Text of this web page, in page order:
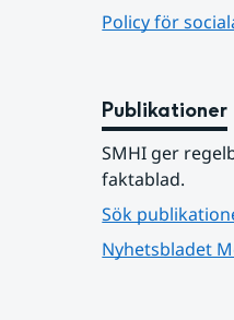
Policy för
Publikationer
SMHI ger
faktablad.
Sök
Nyhetsbladet